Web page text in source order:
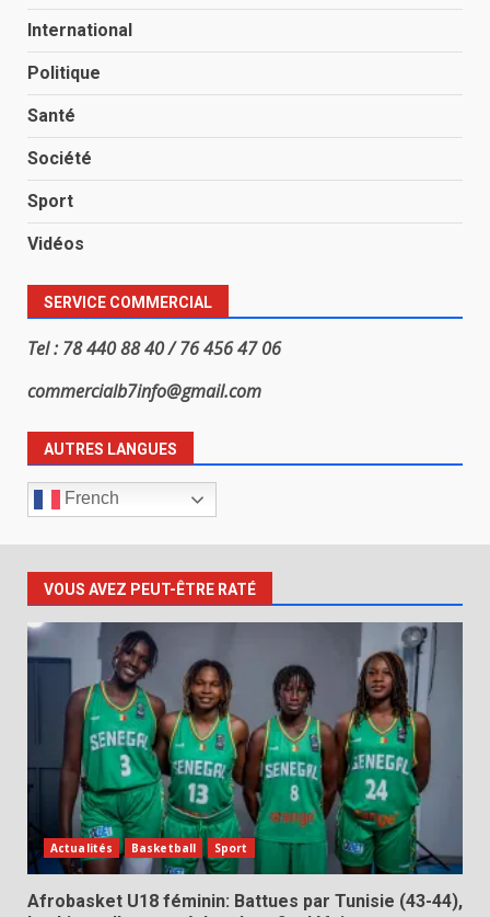
International
Politique
Santé
Société
Sport
Vidéos
SERVICE COMMERCIAL
Tel : 78 440 88 40 / 76 456 47 06
commercialb7info@gmail.com
AUTRES LANGUES
French
VOUS AVEZ PEUT-ÊTRE RATÉ
Actualités Basketball Sport
Afrobasket U18 féminin: Battues par Tunisie (43-44),